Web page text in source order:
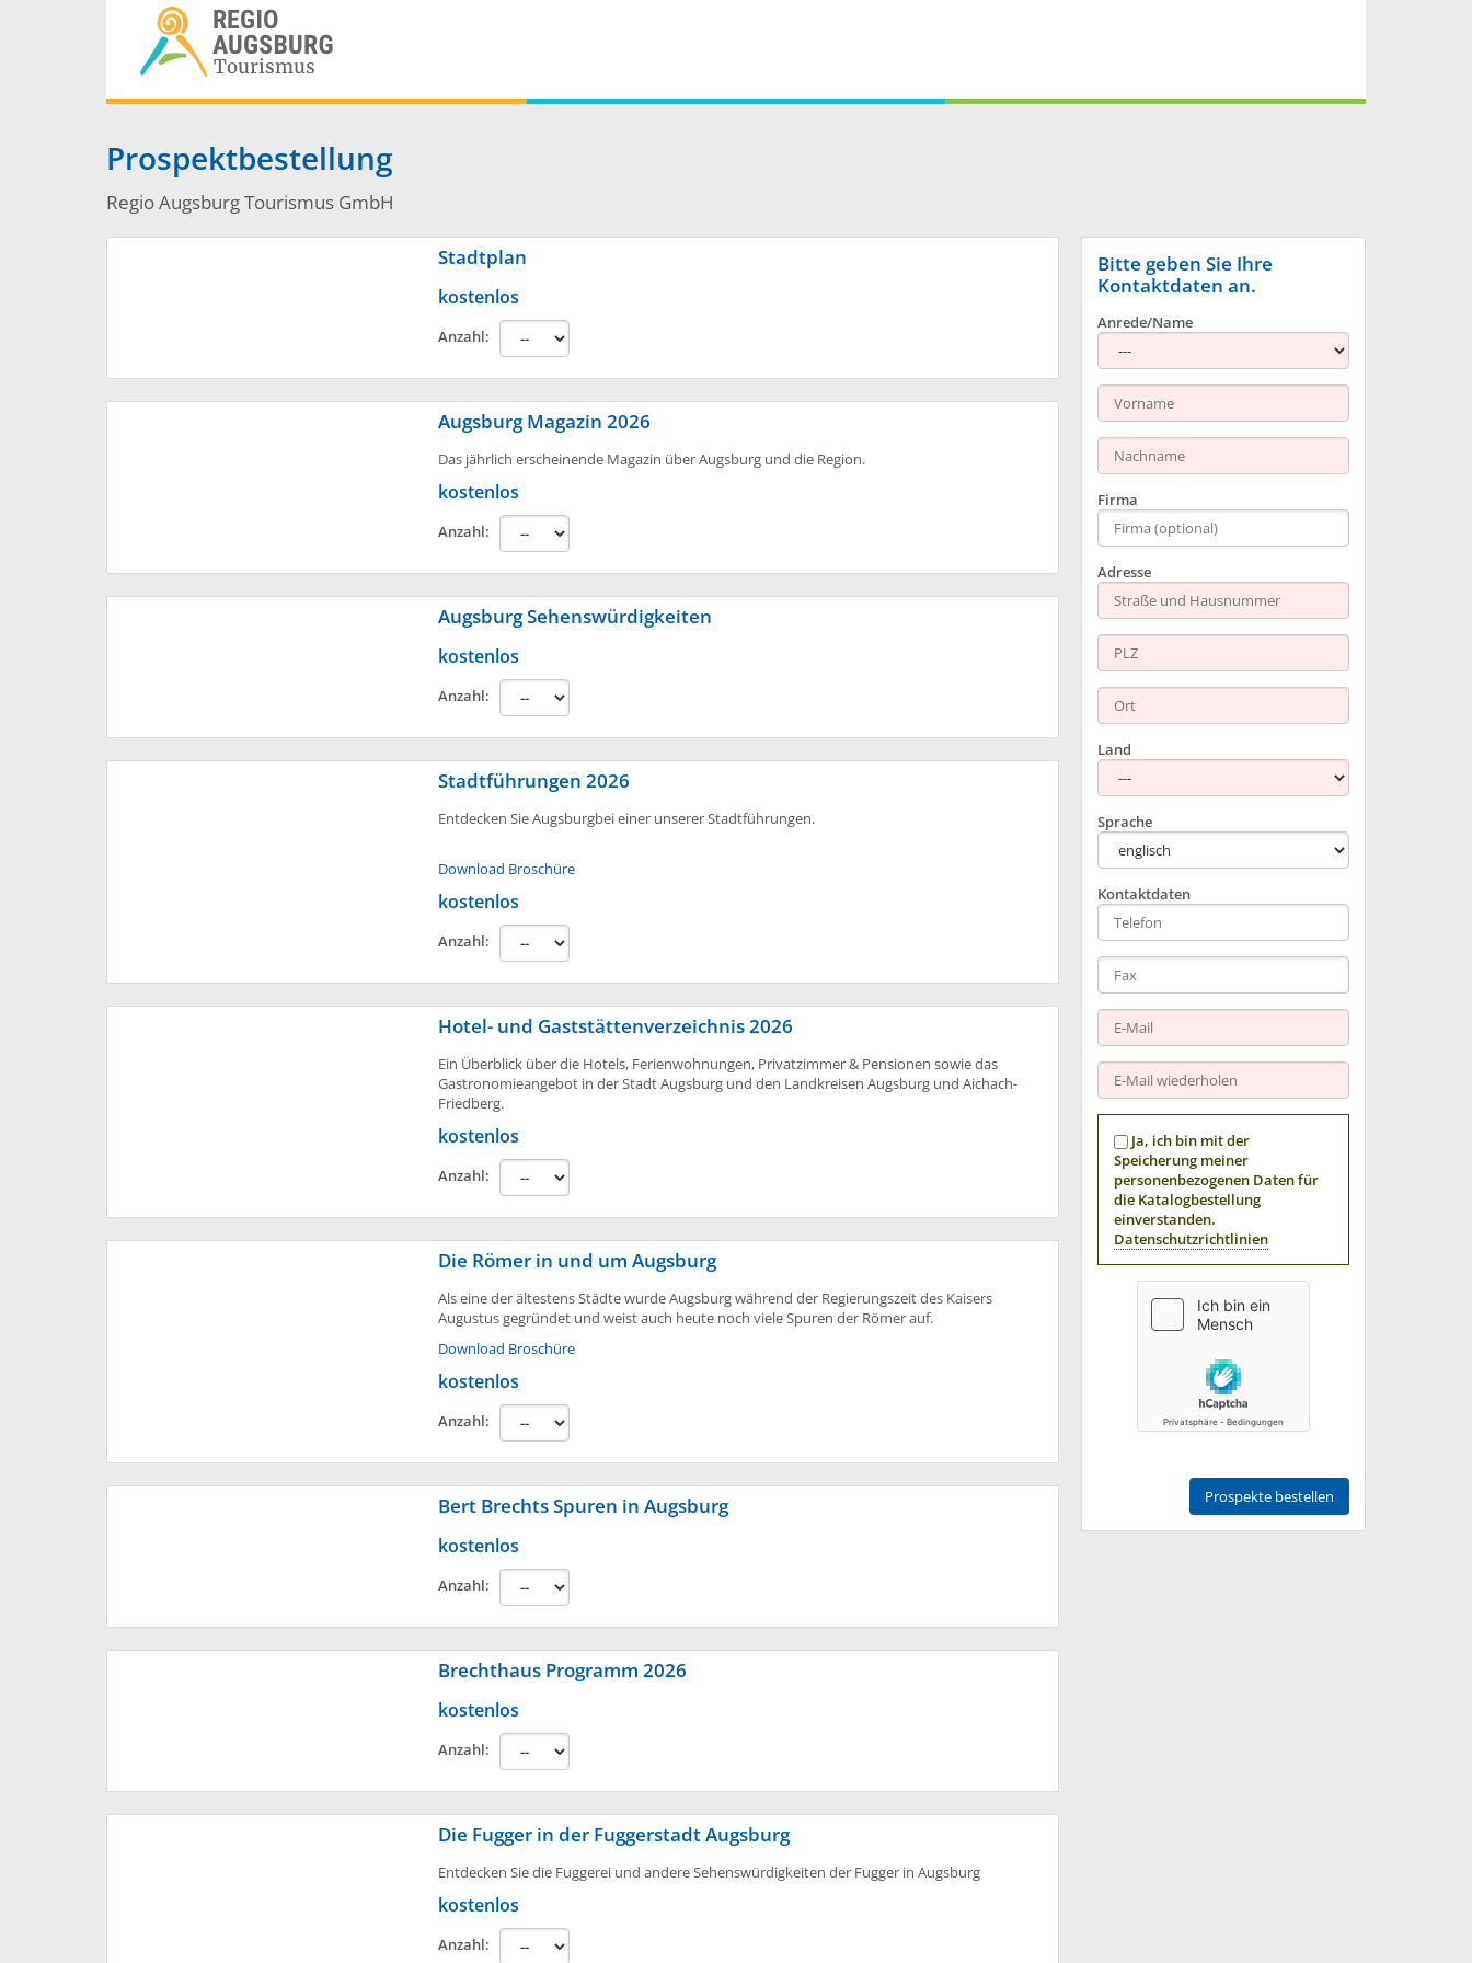
Prospektbestellung
Regio Augsburg Tourismus GmbH
Stadtplan
kostenlos
Anzahl:
Augsburg Magazin 2026
Das jährlich erscheinende Magazin über Augsburg und die Region.
kostenlos
Anzahl:
Augsburg Sehenswürdigkeiten
kostenlos
Anzahl:
Stadtführungen 2026
Entdecken Sie Augsburgbei einer unserer Stadtführungen.
Download Broschüre
kostenlos
Anzahl:
Hotel- und Gaststättenverzeichnis 2026
Ein Überblick über die Hotels, Ferienwohnungen, Privatzimmer & Pensionen sowie das
Gastronomieangebot in der Stadt Augsburg und den Landkreisen Augsburg und Aichach-
Friedberg.
kostenlos
Anzahl:
Die Römer in und um Augsburg
Als eine der ältestens Städte wurde Augsburg während der Regierungszeit des Kaisers
Augustus gegründet und weist auch heute noch viele Spuren der Römer auf.
Download Broschüre
kostenlos
Anzahl:
Bert Brechts Spuren in Augsburg
kostenlos
Anzahl:
Brechthaus Programm 2026
kostenlos
Anzahl:
Die Fugger in der Fuggerstadt Augsburg
Entdecken Sie die Fuggerei und andere Sehenswürdigkeiten der Fugger in Augsburg
kostenlos
Anzahl:
Bitte geben Sie Ihre
Kontaktdaten an.
Anrede/Name
Firma
Adresse
Land
Sprache
Kontaktdaten
Speicherung meiner
personenbezogenen Daten für
die Katalogbestellung
einverstanden.
Datenschutzrichtlinien
Prospekte bestellen